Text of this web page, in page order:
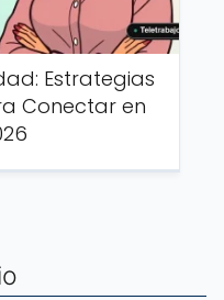
Estrategias
Conectar en